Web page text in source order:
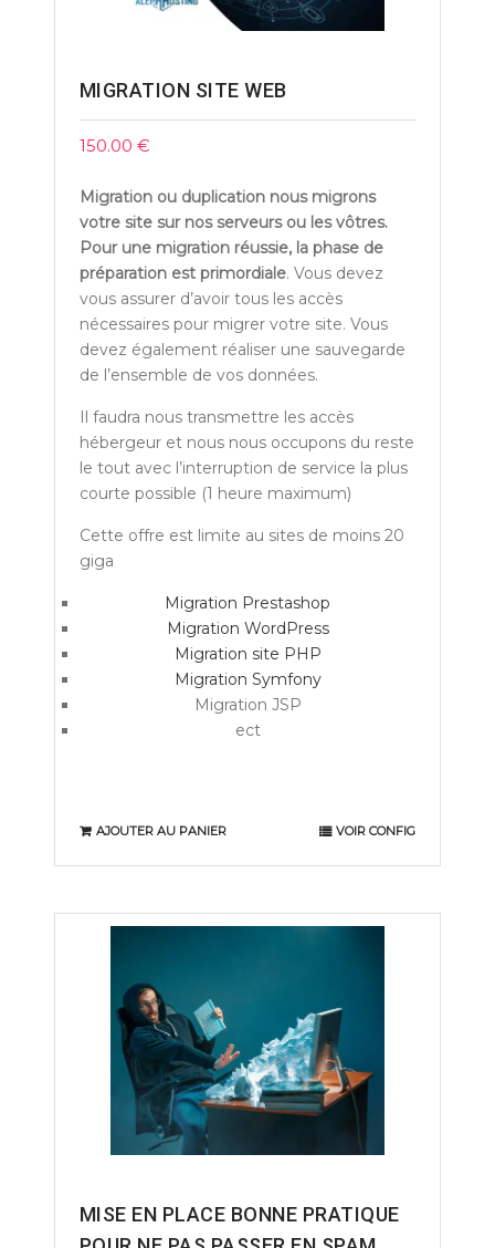
MIGRATION SITE WEB
150.00 €
Migration ou duplication nous migrons
votre site sur nos serveurs ou les vôtres.
Pour une migration réussie, la phase de
préparation est primordiale. Vous devez
vous assurer d’avoir tous les accès
nécessaires pour migrer votre site. Vous
devez également réaliser une sauvegarde
de l’ensemble de vos données.
Il faudra nous transmettre les accès
hébergeur et nous nous occupons du reste
le tout avec l’interruption de service la plus
courte possible (1 heure maximum)
Cette offre est limite au sites de moins 20
giga
Migration Prestashop
Migration WordPress
Migration site PHP
Migration Symfony
Migration JSP
ect
AJOUTER AU PANIER VOIR CONFIG
MISE EN PLACE BONNE PRATIQUE